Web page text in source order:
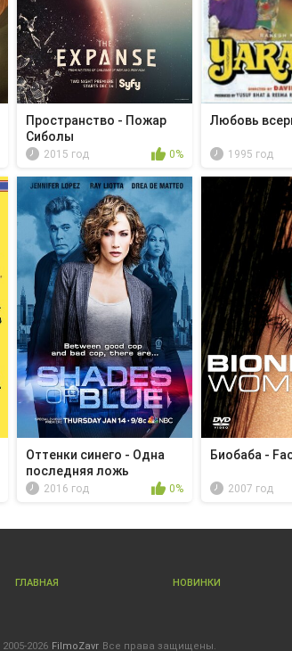
Пространство - Пожар
Сиболы
2015 год 0%
Любовь
1995 год
Оттенки синего - Одна
последняя ложь
2016 год 0%
Биобаба -
2007 год
ГЛАВНАЯ НОВИНКИ
2005-2026 FilmoZavr Все права защищены.